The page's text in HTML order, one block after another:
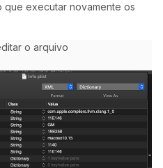
que executar novamente os
o arquivo